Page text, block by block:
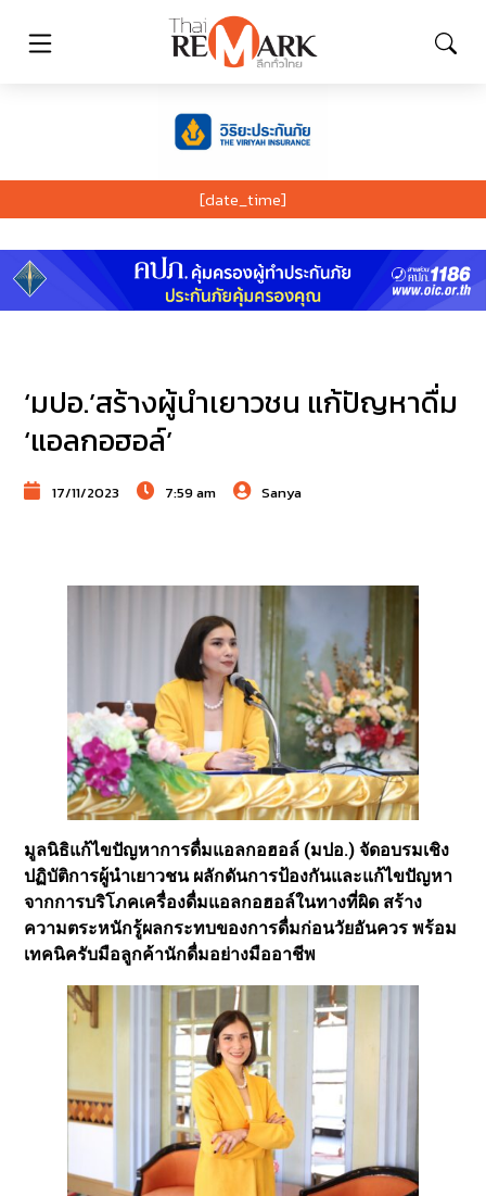
[date_time]
‘มปอ.’สร้างผู้นำเยาวชน แก้ปัญหาดื่ม
‘แอลกอฮอล์’
17/11/2023 7:59 am Sanya
มูลนิธิแก้ไขปัญหาการดื่มแอลกอฮอล์ (มปอ.) จัดอบรมเชิง
ปฏิบัติการผู้นำเยาวชน ผลักดันการป้องกันและแก้ไขปัญหา
จากการบริโภคเครื่องดื่มแอลกอฮอล์ในทางที่ผิด สร้าง
ความตระหนักรู้ผลกระทบของการดื่มก่อนวัยอันควร พร้อม
เทคนิครับมือลูกค้านักดื่มอย่างมืออาชีพ